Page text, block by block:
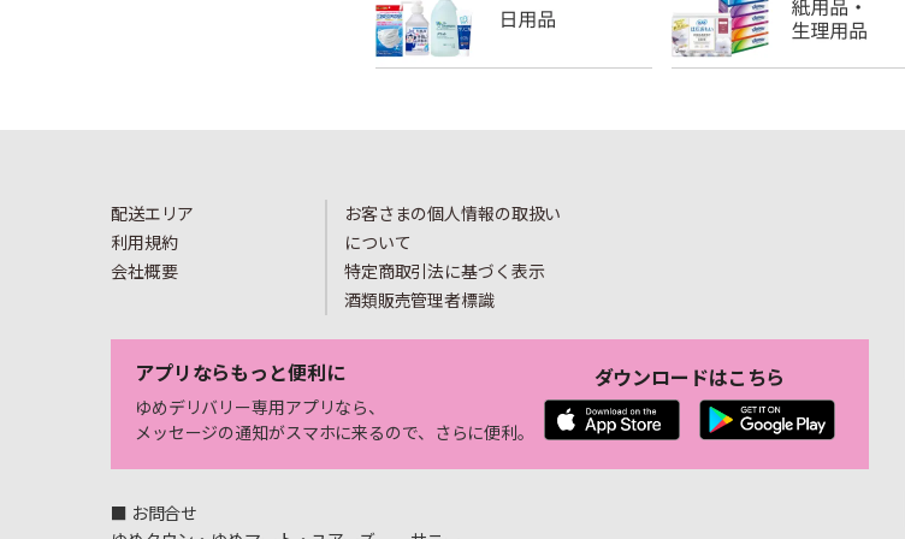
配送エリア
利用規約
会社概要
お客さまの個人情報の取扱い
について
特定商取引法に基づく表示
酒類販売管理者標識
アプリならもっと便利に
ゆめデリバリー専用アプリなら、
メッセージの通知がスマホに来るので、さらに便利。
ダウンロードはこちら
■ お問合せ